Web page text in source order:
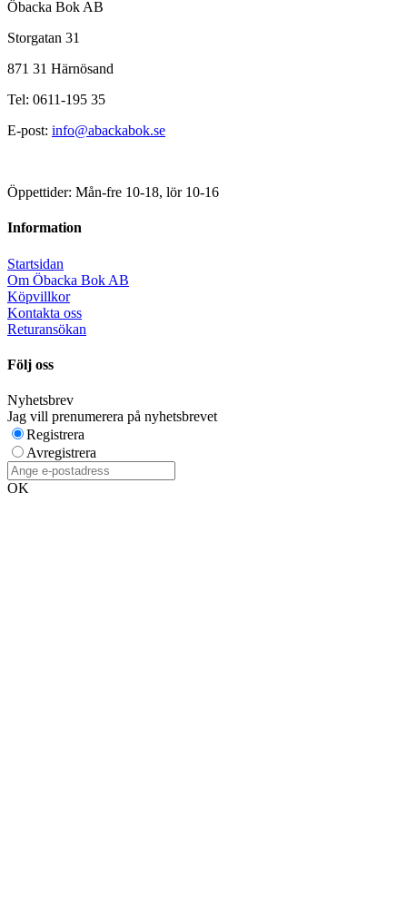
Öbacka Bok AB
Storgatan 31
871 31 Härnösand
Tel: 0611-195 35
E-post: info@abackabok.se
Öppettider: Mån-fre 10-18, lör 10-16
Information
Startsidan
Om Öbacka Bok AB
Köpvillkor
Kontakta oss
Returansökan
Följ oss
Nyhetsbrev
Jag vill prenumerera på nyhetsbrevet
Registrera
Avregistrera
OK